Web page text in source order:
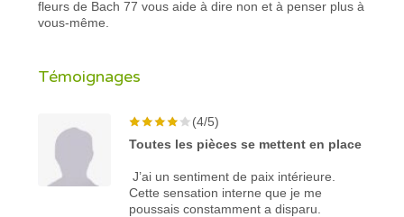
fleurs de Bach 77 vous aide à dire non et à penser plus à
vous-même.
Témoignages
(4/5)
Toutes les pièces se mettent en place
J’ai un sentiment de paix intérieure.
Cette sensation interne que je me
poussais constamment a disparu.